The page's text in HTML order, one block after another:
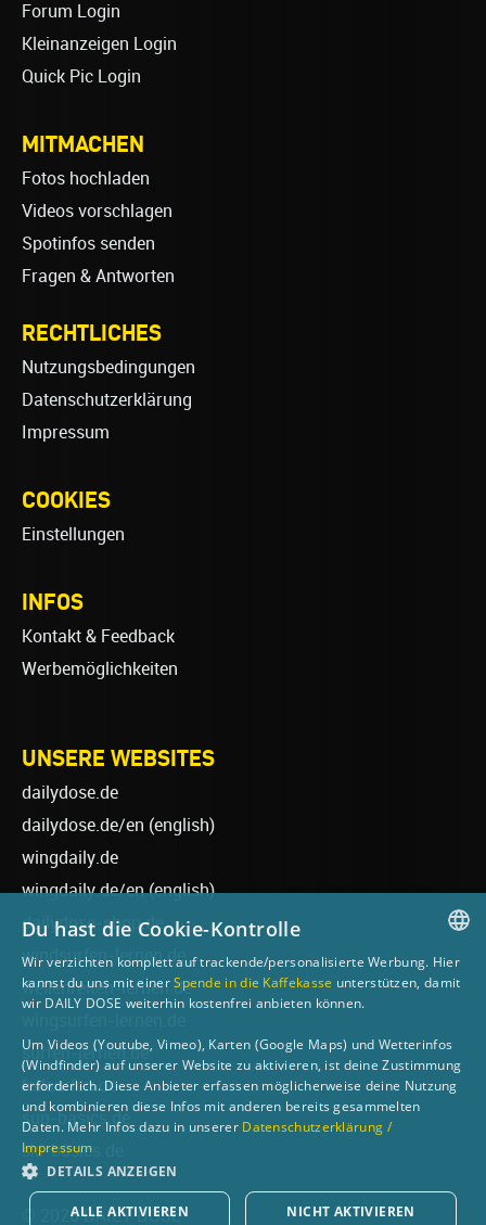
Forum Login
Kleinanzeigen Login
Quick Pic Login
MITMACHEN
Fotos hochladen
Videos vorschlagen
Spotinfos senden
Fragen & Antworten
RECHTLICHES
Nutzungsbedingungen
Datenschutzerklärung
Impressum
COOKIES
Einstellungen
INFOS
Kontakt & Feedback
Werbemöglichkeiten
UNSERE WEBSITES
dailydose.de
dailydose.de/en (english)
wingdaily.de
wingdaily.de/en(english)
dailydose-shop.de
windsurfen-lernen.de
wellenreiten-lernen.de
surfen-lernen.de
foilsurfen.de
sup-basics.de
ski-basics.de
© 2026 DAILY DOSE
GERMAN
Du hast die Cookie-Kontrolle
Wir verzichten komplett auf trackende/personalisierte Werbung. Hier
kannst du uns mit einerSpende in die Kaffekasse unterstützen, damit
wir DAILY DOSE weiterhin kostenfrei anbieten können.
Um Videos (Youtube, Vimeo), Karten (Google Maps) und Wetterinfos
(Windfinder) auf unserer Website zu aktivieren, ist deine Zustimmung
erforderlich. Diese Anbieter erfassen möglicherweise deine Nutzung
und kombinieren diese Infos mit anderen bereits gesammelten
Daten. Mehr Infos dazu in unserer Datenschutzerklärung /
Impressum
DETAILS ANZEIGEN
ALLE AKTIVIEREN NICHT AKTIVIEREN